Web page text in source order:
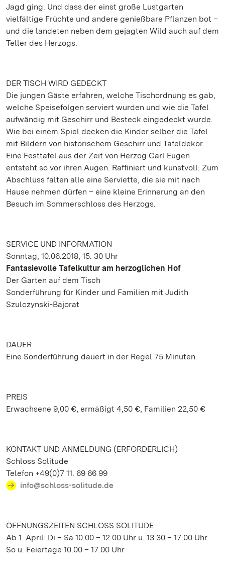
Jagd ging. Und dass der einst große Lustgarten
vielfältige Früchte und andere genießbare Pflanzen bot –
und die landeten neben dem gejagten Wild auch auf dem
Teller des Herzogs.
DER TISCH WIRD GEDECKT
Die jungen Gäste erfahren, welche Tischordnung es gab,
welche Speisefolgen serviert wurden und wie die Tafel
aufwändig mit Geschirr und Besteck eingedeckt wurde.
Wie bei einem Spiel decken die Kinder selber die Tafel
mit Bildern von historischem Geschirr und Tafeldekor.
Eine Festtafel aus der Zeit von Herzog Carl Eugen
entsteht so vor ihren Augen. Raffiniert und kunstvoll: Zum
Abschluss falten alle eine Serviette, die sie mit nach
Hause nehmen dürfen – eine kleine Erinnerung an den
Besuch im Sommerschloss des Herzogs.
SERVICE UND INFORMATION
Sonntag, 10.06.2018, 15. 30 Uhr
Fantasievolle Tafelkultur am herzoglichen Hof
Der Garten auf dem Tisch
Sonderführung für Kinder und Familien mit Judith
Szulczynski-Bajorat
DAUER
Eine Sonderführung dauert in der Regel 75 Minuten.
PREIS
Erwachsene 9,00 €, ermäßigt 4,50 €, Familien 22,50 €
KONTAKT UND ANMELDUNG (ERFORDERLICH)
Schloss Solitude
Telefon +49(0)7 11. 69 66 99
info@schloss-solitude.de
ÖFFNUNGSZEITEN SCHLOSS SOLITUDE
Ab 1. April: Di – Sa 10.00 – 12.00 Uhr u. 13.30 – 17.00 Uhr.
So u. Feiertage 10.00 – 17.00 Uhr